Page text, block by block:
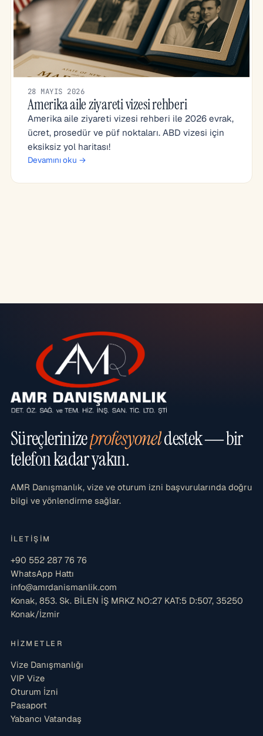
28 MAYIS 2026
Amerika aile ziyareti vizesi rehberi
Amerika aile ziyareti vizesi rehberi ile 2026 evrak,
ücret, prosedür ve püf noktaları. ABD vizesi için
eksiksiz yol haritası!
Devamını oku →
Süreçlerinizeprofesyoneldestek — bir
telefon kadar yakın.
AMR Danışmanlık, vize ve oturum izni başvurularında doğru
bilgi ve yönlendirme sağlar.
İLETIŞIM
+90 552 287 76 76
WhatsApp Hattı
info@amrdanismanlik.com
Konak, 853. Sk. BİLEN İŞ MRKZ NO:27 KAT:5 D:507, 35250
Konak/İzmir
HIZMETLER
Vize Danışmanlığı
VIP Vize
Oturum İzni
Pasaport
Yabancı Vatandaş